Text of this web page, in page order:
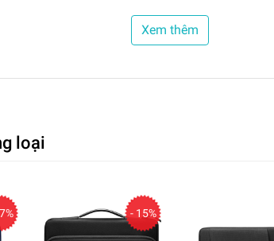
gọn,Tomtoc Terra-T36vẫn cung cấp không gian
làm từ
vải nhung pha lê mềm mại
, bảo vệ hoàn
kính mắt và các vật có giá trị khác khỏi trầy xước và va
Xem thêm
loại
- 15%